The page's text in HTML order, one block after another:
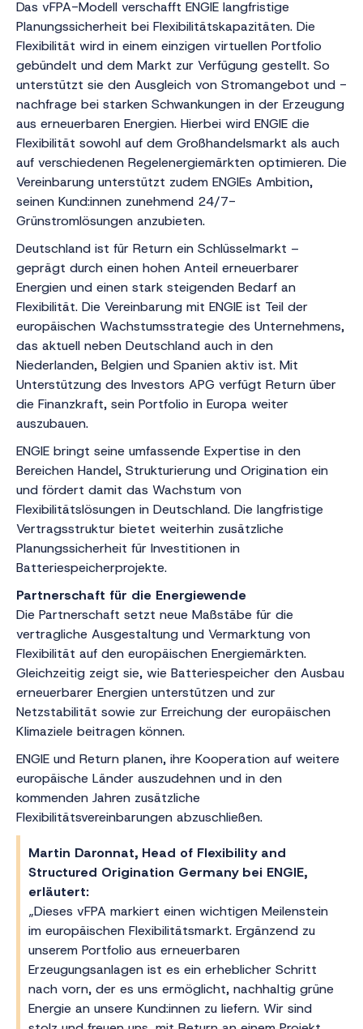
Das vFPA-Modell verschafft ENGIE langfristige
Planungssicherheit bei Flexibilitätskapazitäten. Die
Flexibilität wird in einem einzigen virtuellen Portfolio
gebündelt und dem Markt zur Verfügung gestellt. So
unterstützt sie den Ausgleich von Stromangebot und -
nachfrage bei starken Schwankungen in der Erzeugung
aus erneuerbaren Energien. Hierbei wird ENGIE die
Flexibilität sowohl auf dem Großhandelsmarkt als auch
auf verschiedenen Regelenergiemärkten optimieren. Die
Vereinbarung unterstützt zudem ENGIEs Ambition,
seinen Kund:innen zunehmend 24/7-
Grünstromlösungen anzubieten.
Deutschland ist für Return ein Schlüsselmarkt –
geprägt durch einen hohen Anteil erneuerbarer
Energien und einen stark steigenden Bedarf an
Flexibilität. Die Vereinbarung mit ENGIE ist Teil der
europäischen Wachstumsstrategie des Unternehmens,
das aktuell neben Deutschland auch in den
Niederlanden, Belgien und Spanien aktiv ist. Mit
Unterstützung des Investors APG verfügt Return über
die Finanzkraft, sein Portfolio in Europa weiter
auszubauen.
ENGIE bringt seine umfassende Expertise in den
Bereichen Handel, Strukturierung und Origination ein
und fördert damit das Wachstum von
Flexibilitätslösungen in Deutschland. Die langfristige
Vertragsstruktur bietet weiterhin zusätzliche
Planungssicherheit für Investitionen in
Batteriespeicherprojekte.
Partnerschaft für die Energiewende
Die Partnerschaft setzt neue Maßstäbe für die
vertragliche Ausgestaltung und Vermarktung von
Flexibilität auf den europäischen Energiemärkten.
Gleichzeitig zeigt sie, wie Batteriespeicher den Ausbau
erneuerbarer Energien unterstützen und zur
Netzstabilität sowie zur Erreichung der europäischen
Klimaziele beitragen können.
ENGIE und Return planen, ihre Kooperation auf weitere
europäische Länder auszudehnen und in den
kommenden Jahren zusätzliche
Flexibilitätsvereinbarungen abzuschließen.
Martin Daronnat, Head of Flexibility and
Structured Origination Germany bei ENGIE,
erläutert:
„Dieses vFPA markiert einen wichtigen Meilenstein
im europäischen Flexibilitätsmarkt. Ergänzend zu
unserem Portfolio aus erneuerbaren
Erzeugungsanlagen ist es ein erheblicher Schritt
nach vorn, der es uns ermöglicht, nachhaltig grüne
Energie an unsere Kund:innen zu liefern. Wir sind